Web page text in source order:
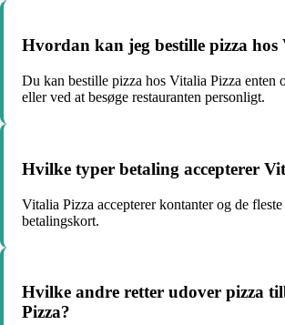
Hvordan kan jeg bestille pizza hos
Du kan bestille pizza hos Vitalia Pizza enten
eller ved at besøge restauranten personligt.
Hvilke typer betaling accepterer
Vitalia Pizza accepterer kontanter og de
betalingskort.
Hvilke andre retter udover pizza
Pizza?